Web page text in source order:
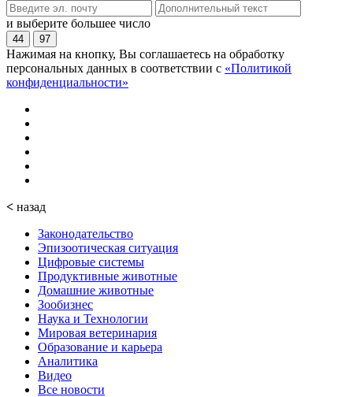
и выберите большее число
44 97
Нажимая на кнопку, Вы соглашаетесь на обработку
персональных данных в соответствии с «Политикой
конфиденциальности»
< назад
Законодательство
Эпизоотическая ситуация
Цифровые системы
Продуктивные животные
Домашние животные
Зообизнес
Наука и Технологии
Мировая ветеринария
Образование и карьера
Аналитика
Видео
Все новости